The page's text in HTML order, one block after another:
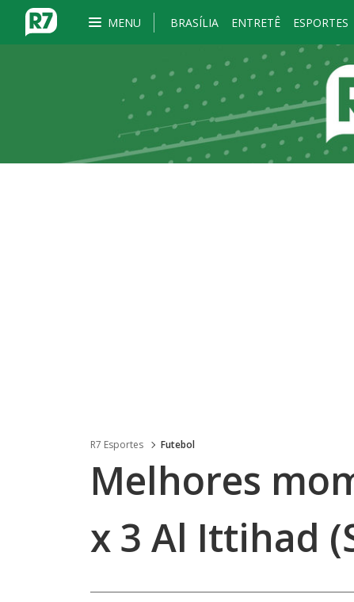
MENU BRASÍLIA ENTRETÊ ESPORTES
R7 Esportes Futebol
Melhores
x 3 Al Ittihad